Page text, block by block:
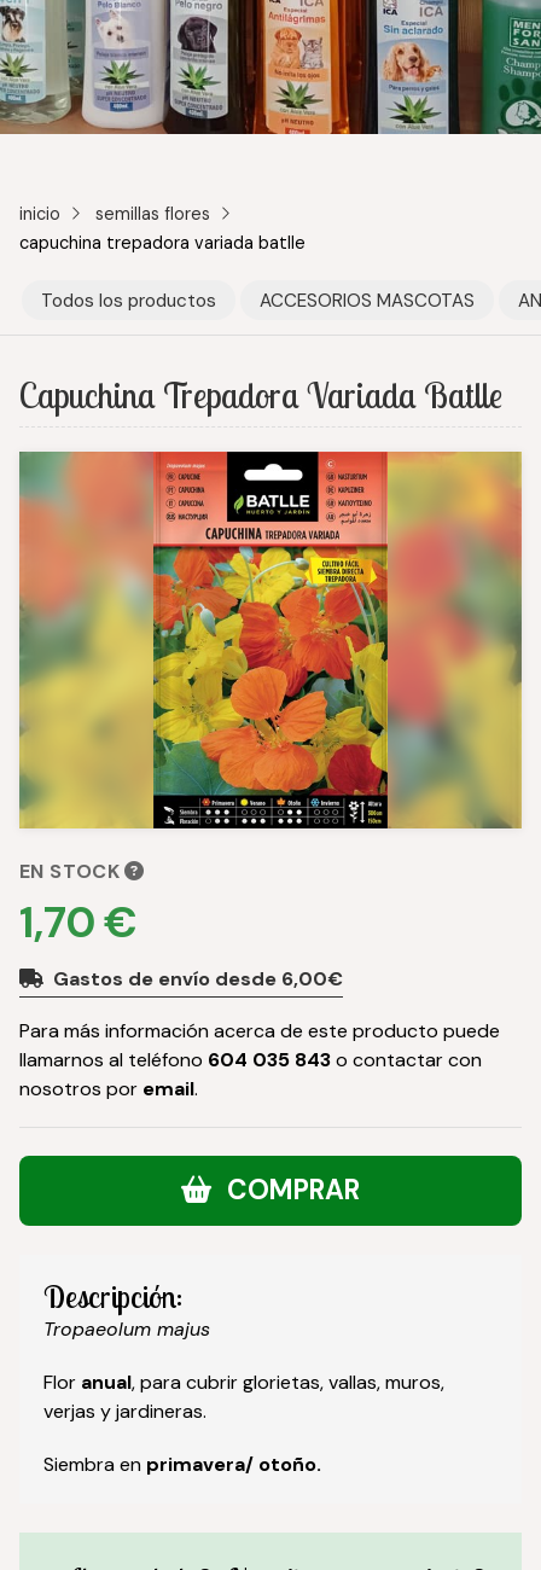
inicio
semillas flores
capuchina trepadora variada batlle
Todos los productos ACCESORIOS MASCOTAS
Capuchina Trepadora Variada Batlle
EN STOCK
1,70 €
Gastos de envío desde 6,00€
Para más información acerca de este producto puede
llamarnos al teléfono 604 035 843o contactar con
nosotros por email.
COMPRAR
Descripción:
Tropaeolum majus
Flor anual, para cubrir glorietas, vallas, muros,
verjas y jardineras.
Siembra en primavera/ otoño.